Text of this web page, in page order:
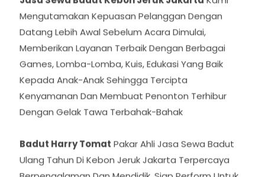
Datang Lebih Awal Sebelum Acara Dimulai,
Memberikan Layanan Terbaik Dengan Berbagai
Games, Lomba-Lomba, Kuis, Edukasi Yang Baik
Kepada Anak-Anak Sehingga Tercipta
Kenyamanan Dan Membuat Penonton Terhibur
Dengan Gelak Tawa Terbahak-Bahak
Ulang Tahun Di Kebon Jeruk Jakarta Terpercaya
Berpengalaman Dan Mendidik, Siap Perform Untuk